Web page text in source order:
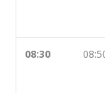
08:30